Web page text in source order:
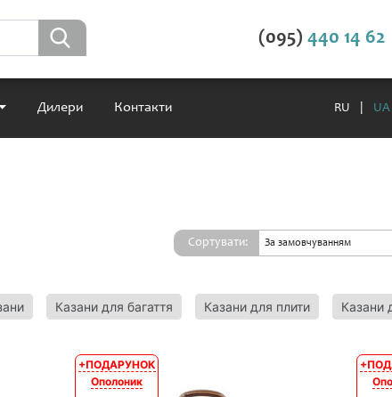
(095) 440 14 62
Дилери Контакти RU UA
Сортувати: За замовчуванням
Казани для багаття Казани для плити Казани
АКЦІЯ
+ПОДАРУНОК
Ополоник